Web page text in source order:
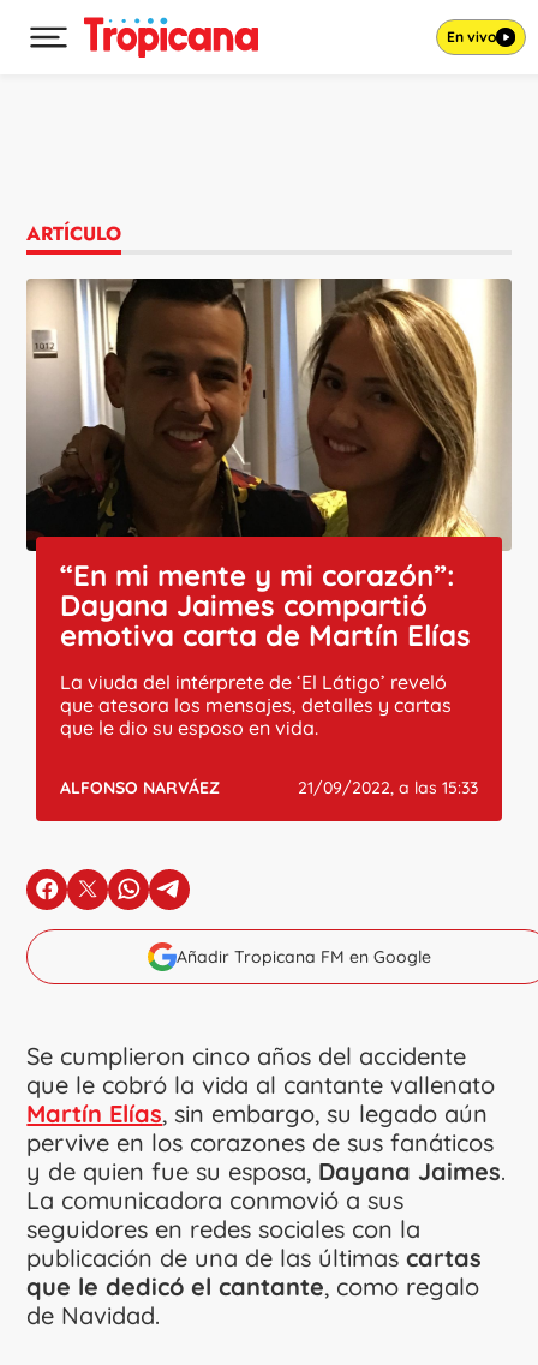
Desplegar menú principal En vivo
ARTÍCULO
“En mi mente y mi corazón”:
Dayana Jaimes compartió
emotiva carta de Martín Elías
La viuda del intérprete de ‘El Látigo’ reveló
que atesora los mensajes, detalles y cartas
que le dio su esposo en vida.
ALFONSO NARVÁEZ 21/09/2022, a las 15:33
en Facebook
en Xen Whatsapp
en Telegram
Añadir Tropicana FM en Google
Se cumplieron cinco años del accidente
que le cobró la vida al cantante vallenato
Martín Elías, sin embargo, su legado aún
pervive en los corazones de sus fanáticos
y de quien fue su esposa, Dayana Jaimes.
La comunicadora conmovió a sus
seguidores en redes sociales con la
publicación de una de las últimascartas
que le dedicó el cantante, como regalo
de Navidad.